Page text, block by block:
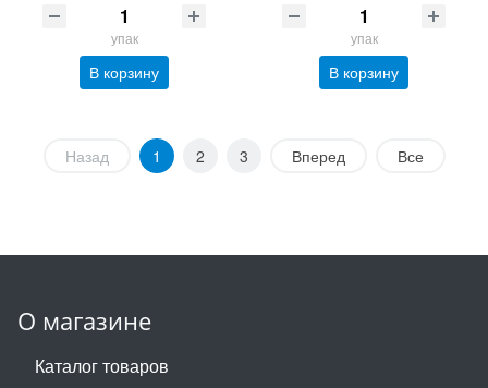
упак
В корзину
упак
В корзину
Назад 1 2 3 Вперед Все
О магазине
Каталог товаров